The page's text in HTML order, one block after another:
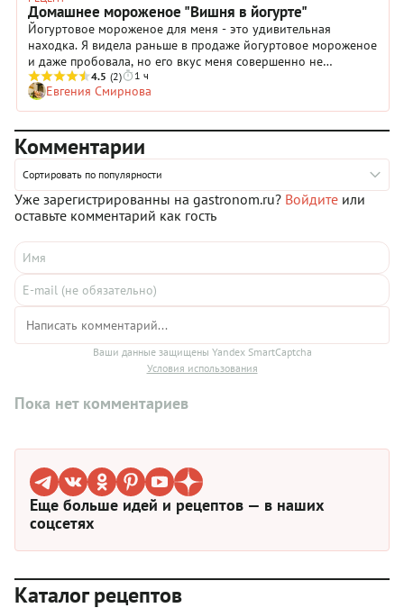
Домашнее мороженое "Вишня в йогурте"
Йогуртовое мороженое для меня - это удивительная
находка. Я видела раньше в продаже йогуртовое мороженое
и даже пробовала, но его вкус меня совершенно не
впечатлил... Однако я все же решилась сделать сама
йогуртовое мороженое - и это восхитительно! Невероятная
шелковистая структура, насыщенный сливочно-йогуртовый
вкус и кусочки вишни - это просто праздник какой-то!
4.5 (2) 1 ч
Евгения Смирнова
Комментарии
Сортировать по популярности
Уже зарегистрированны на gastronom.ru? Войдите или
оставьте комментарий как гость
Ваши данные защищены Yandex SmartCaptcha
Условия использования
Пока нет комментариев
Еще больше идей и рецептов — в наших
соцсетях
Каталог рецептов